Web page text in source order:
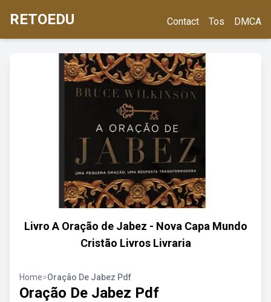
RETOEDU Contact Tos DMCA
Livro A Oração de Jabez - Nova Capa Mundo
Cristão Livros Livraria
Home>Oração De Jabez Pdf
Oração De Jabez Pdf